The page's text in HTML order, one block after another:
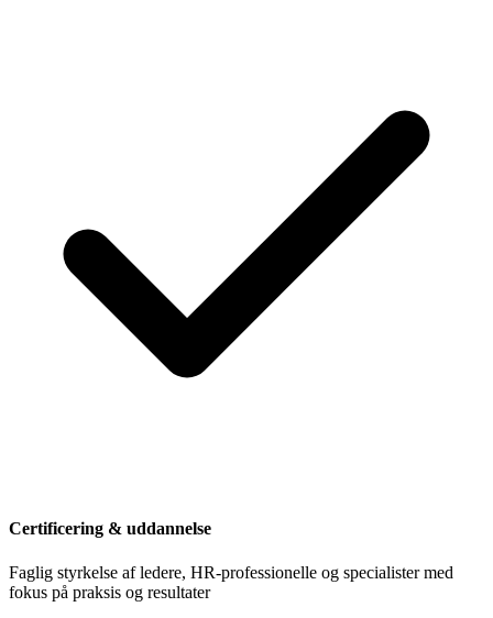
Certificering & uddannelse
Faglig styrkelse af ledere, HR-professionelle og specialister med
fokus på praksis og resultater